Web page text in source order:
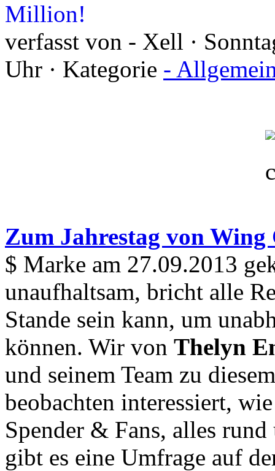
Million!
verfasst von - Xell ·
Uhr · Kategorie -
Zum Jahrestag von
$ Marke am 27.09.2013
unaufhaltsam, bricht alle
Stande sein kann, um
können. Wir von Thelyn
und seinem Team zu
beobachten interessiert,
Spender & Fans, alles
gibt es eine Umfrage auf